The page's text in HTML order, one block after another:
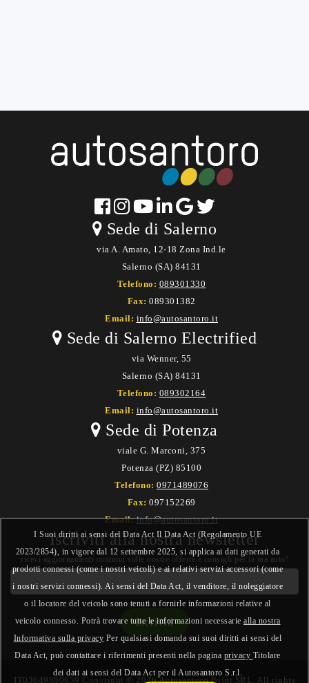
Sede di Salerno
via A. Amato, 12-18 Zona Ind.le
Salerno (SA) 84131
Telefono: 089301330
Fax: 089301382
Email: info@autosantoro.it
Sede di Salerno Electrified
via Wenner, 55
Salerno (SA) 84131
Telefono: 089302164
Email: info@autosantoro.it
Sede di Potenza
viale G. Marconi, 375
Potenza (PZ) 85100
Telefono: 0971489076
Fax: 097152269
Email:info@autosantoro.it
Iscriviti alla nostra newsletter
ricevi aggiornamenti continui sulle nostre offerte e consigli per la tua auto!
IT03649880659 Copyright © 2026 Autosantoro Point SRL. All rights
I Suoi diritti ai sensi del Data Act Il Data Act (Regolamento UE
2023/2854), in vigore dal 12 settembre 2025, si applica ai dati generati da
prodotti connessi (come i nostri veicoli) e ai relativi servizi accessori (come
i nostri servizi connessi). Ai sensi del Data Act, il venditore, il noleggiatore
o il locatore del veicolo sono tenuti a fornirle informazioni relative al
veicolo connesso. Potrà trovare tutte le informazioni necessarie alla nostra
Informativa sulla privacy Per qualsiasi domanda sui suoi diritti ai sensi del
Data Act, può contattare i riferimenti presenti nella pagina privacy Titolare
dei dati ai sensi del Data Act per il Autosantoro S.r.l.